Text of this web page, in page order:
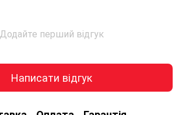
Додайте перший відгук
Написати відгук